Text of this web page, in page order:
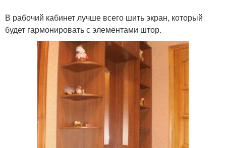
В рабочий кабинет лучше всего шить экран, который
будет гармонировать с элементами штор.